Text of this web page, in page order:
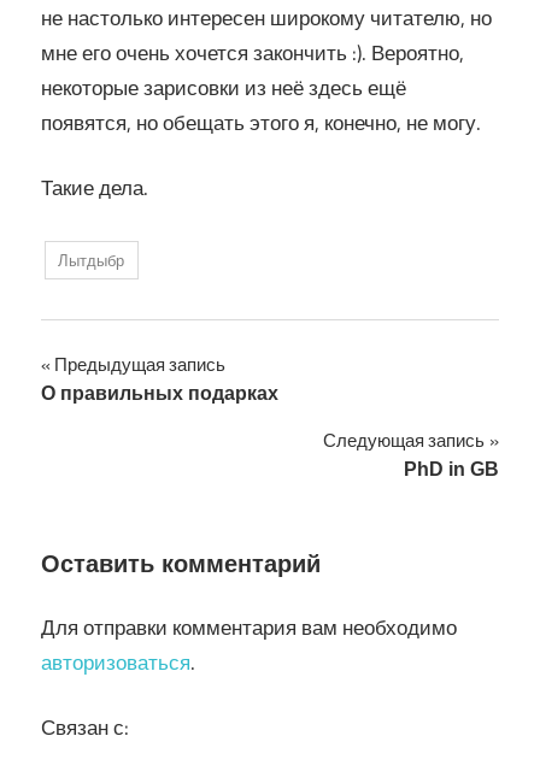
не настолько интересен широкому читателю, но
мне его очень хочется закончить :). Вероятно,
некоторые зарисовки из неё здесь ещё
появятся, но обещать этого я, конечно, не могу.
Такие дела.
Лытдыбр
Навигация
по
Предыдущая запись
О правильных подарках
Следующая запись
PhD in GB
Оставить комментарий
Для отправки комментария вам необходимо
авторизоваться.
Связан с: